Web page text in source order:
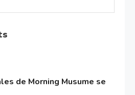
de Morning Musume se